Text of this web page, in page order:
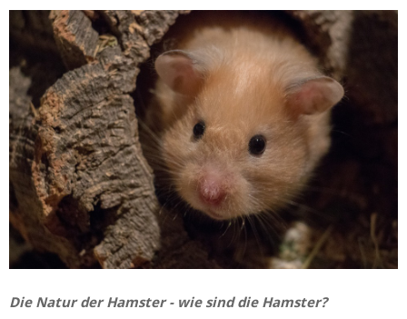
Die Natur der Hamster - wie sind die Hamster?